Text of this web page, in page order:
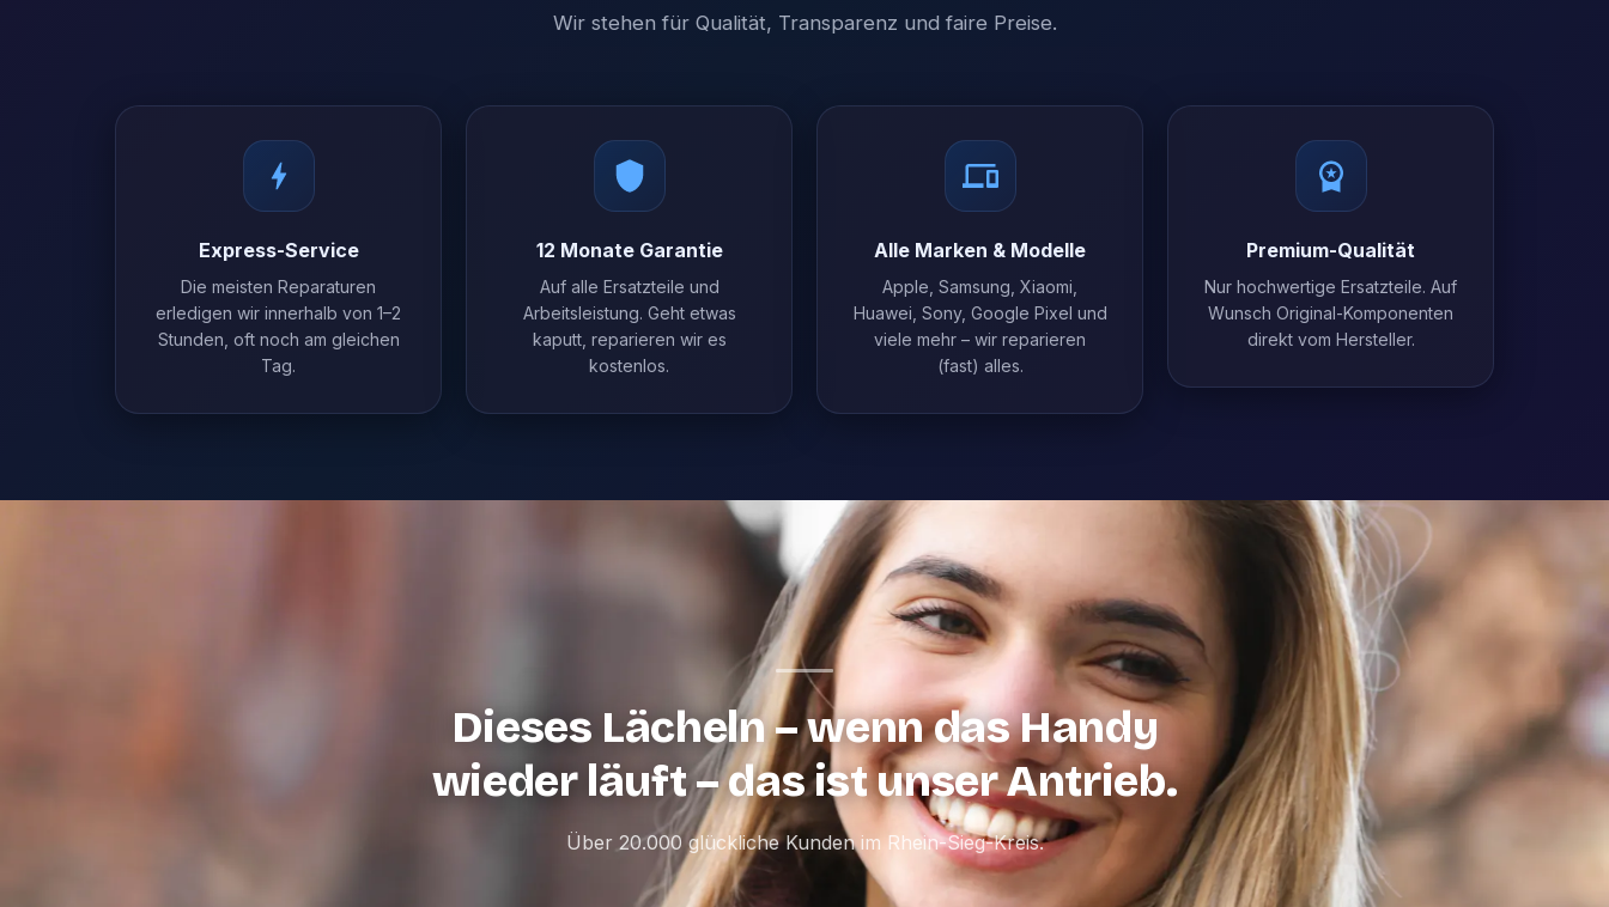
Wir stehen für Qualität, Transparenz und faire Preise.
Express-Service
Die meisten Reparaturen
erledigen wir innerhalb von 1–2
Stunden, oft noch am gleichen
Tag.
12 Monate Garantie
Auf alle Ersatzteile und
Arbeitsleistung. Geht etwas
kaputt, reparieren wir es
kostenlos.
Alle Marken & Modelle
Apple, Samsung, Xiaomi,
Huawei, Sony, Google Pixel und
viele mehr – wir reparieren
(fast) alles.
Premium-Qualität
Nur hochwertige Ersatzteile. Auf
Wunsch Original-Komponenten
direkt vom Hersteller.
Dieses Lächeln – wenn das Handy
wieder läuft – das ist unser Antrieb.
Über 20.000 glückliche Kunden im Rhein-Sieg-Kreis.